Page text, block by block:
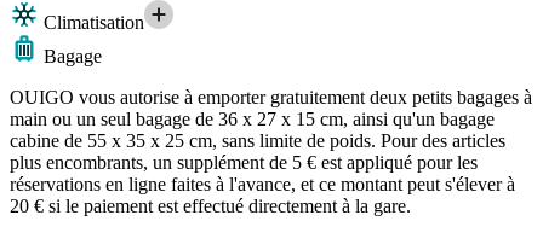
Climatisation
Bagage
OUIGO vous autorise à emporter gratuitement deux petits bagages à
main ou un seul bagage de 36 x 27 x 15 cm, ainsi qu'un bagage
cabine de 55 x 35 x 25 cm, sans limite de poids. Pour des articles
plus encombrants, un supplément de 5 € est appliqué pour les
réservations en ligne faites à l'avance, et ce montant peut s'élever à
20 € si le paiement est effectué directement à la gare.